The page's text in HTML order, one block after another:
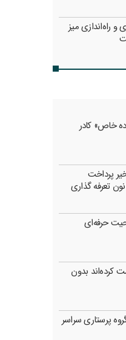
و راه‌اندازی میز
خاص» کادر
با 6 ماه تاخیر پرداخت
تعرفه گذاری
حرفه‌ای
کرد‌ه‌اند بدون
پرستاری سراسر